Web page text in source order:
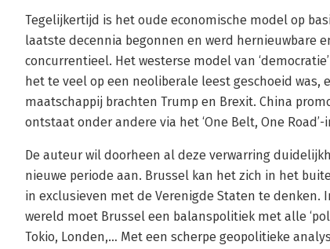
Tegelijkertijd is het oude economische model op
laatste decennia begonnen en werd hernieuwbare
concurrentieel. Het westerse model van
het te veel op een neoliberale leest geschoeid was,
maatschappij brachten Trump en Brexit. China
ontstaat onder andere via het ‘One Belt, One
De auteur wil doorheen al deze verwarring
nieuwe periode aan. Brussel kan het zich in het
in exclusieven met de Verenigde Staten te
wereld moet Brussel een balanspolitiek met alle
Tokio, Londen,… Met een scherpe geopolitieke